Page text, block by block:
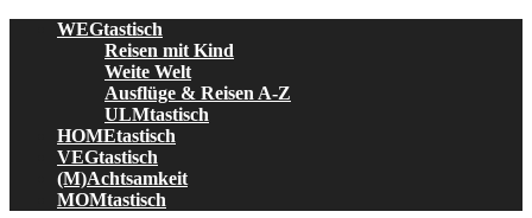
WEGtastisch
Reisen mit Kind
Weite Welt
Ausflüge & Reisen A-Z
ULMtastisch
HOMEtastisch
VEGtastisch
(M)Achtsamkeit
MOMtastisch